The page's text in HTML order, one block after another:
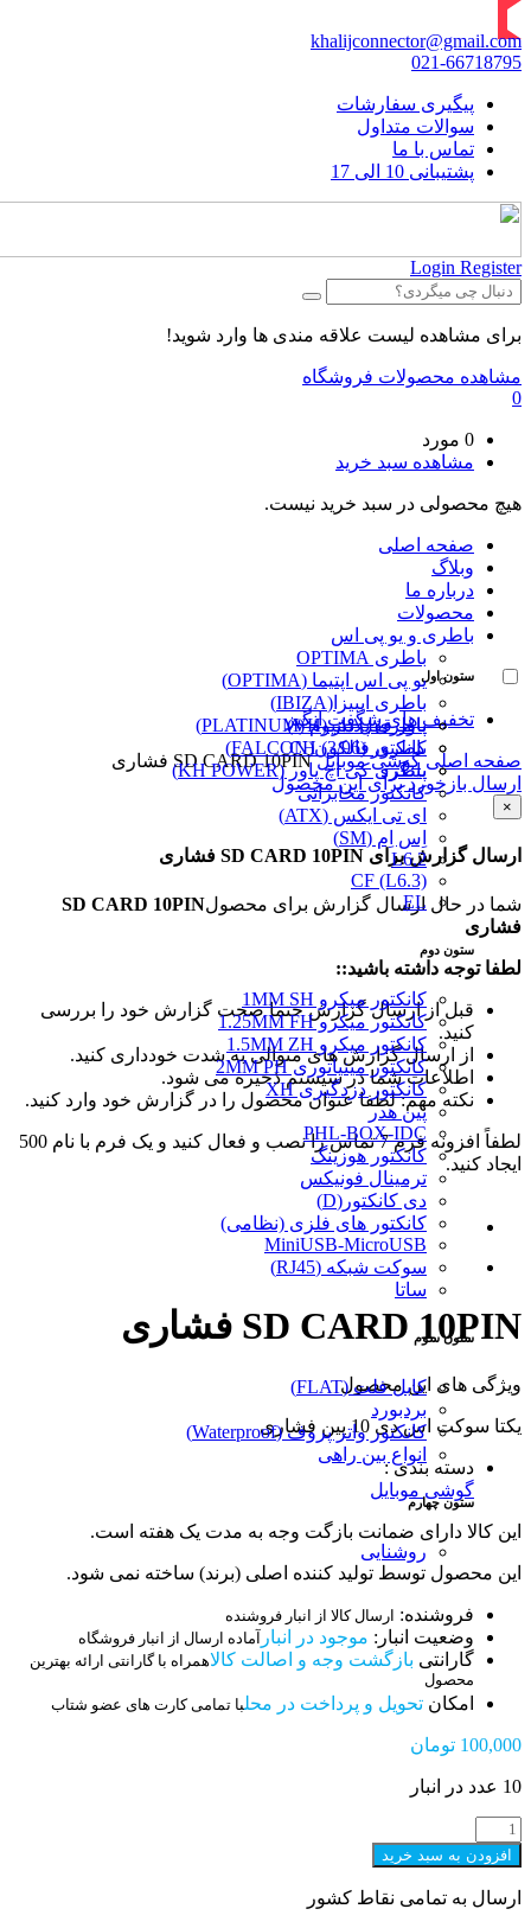
khalijconnector@gmail.com
021-66718795
پیگیری سفارشات
سوالات متداول
تماس با ما
پشتیبانی 10 الی 17
Login Register
برای مشاهده لیست علاقه مندی ها وارد شوید!
مشاهده محصولات فروشگاه
0
0 مورد
مشاهده سبد خرید
هیچ محصولی در سبد خرید نیست.
صفحه اصلی
وبلاگ
درباره ما
محصولات
ستون اول
پاور قفل دار (VH)
کانکتور (3/96) CH
پینگرد
کانکتور مخابراتی
ای تی ایکس (ATX)
اِس اِم (SM)
L6.2
CF (L6.3)
EL
ستون دوم
کانکتور میکرو 1MM SH
کانکتور میکرو 1.25MM FH
کانکتور میکرو 1.5MM ZH
کانکتور مینیاتوری 2MM PH
کانکتور دزدگیری XH
پین هدر
PHL-BOX-IDC
کانکتور هوزینگ
ترمینال فونیکس
دی کانکتور(D)
کانکتور های فلزی (نظامی)
MiniUSB-MicroUSB
سوکت شبکه (RJ45)
ساتا
ستون سوم
کابل فلت (FLAT)
بردبورد
کانکتور واتر پروف (Waterproof)
انواع بین راهی
ستون چهارم
روشنایی
باطری و یو پی اس
باطری OPTIMA
یو پی اس اپتیما (OPTIMA)
باطری ایبیزا(IBIZA)
باطری پلاتینیوم (PLATINUM)
باطری فالکون(FALCON)
باطری کی اچ پاور (KH POWER)
تخفیف های شگفت انگیز
صفحه اصلی گوشی موبایل SD CARD 10PIN فشاری
ارسال بازخورد برای این محصول
×
ارسال گزارش برای SD CARD 10PIN فشاری
شما در حال ارسال گزارش برای محصولSD CARD 10PIN
فشاری
لطفا توجه داشته باشید::
قبل از ارسال گزارش حتما صحت گزارش خود را بررسی
کنید.
از ارسال گزارش های متوالی به شدت خودداری کنید.
اطلاعات شما در سیستم ذخیره می شود.
نکته مهم: لطفا عنوان محصول را در گزارش خود وارد کنید.
لطفاً افزونه فرم 7 تماس را نصب و فعال کنید و یک فرم با نام 500
ایجاد کنید.
SD CARD 10PIN فشاری
ویژگی های این محصول
یکتا سوکت اس دی 10 پین فشاری
دسته بندی :
گوشی موبایل
این کالا دارای ضمانت بازگت وجه به مدت یک هفته است.
این محصول توسط تولید کننده اصلی (برند) ساخته نمی شود.
فروشنده: ارسال کالا از انبار فروشنده
وضعیت انبار: موجود در انبار آماده ارسال از انبار فروشگاه
گارانتی بازگشت وجه و اصالت کالاهمراه با گارانتی ارائه بهترین
محصول
امکان تحویل و پرداخت در محلبا تمامی کارت های عضو شتاب
100,000 تومان
10 عدد در انبار
SD
CARD
10PIN
عدد
افزودن به سبد خرید
ارسال به تمامی نقاط کشور